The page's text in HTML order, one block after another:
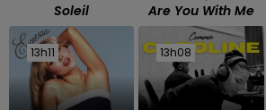
Soleil Are You With Me
13h11
13h11 13h08
13h08